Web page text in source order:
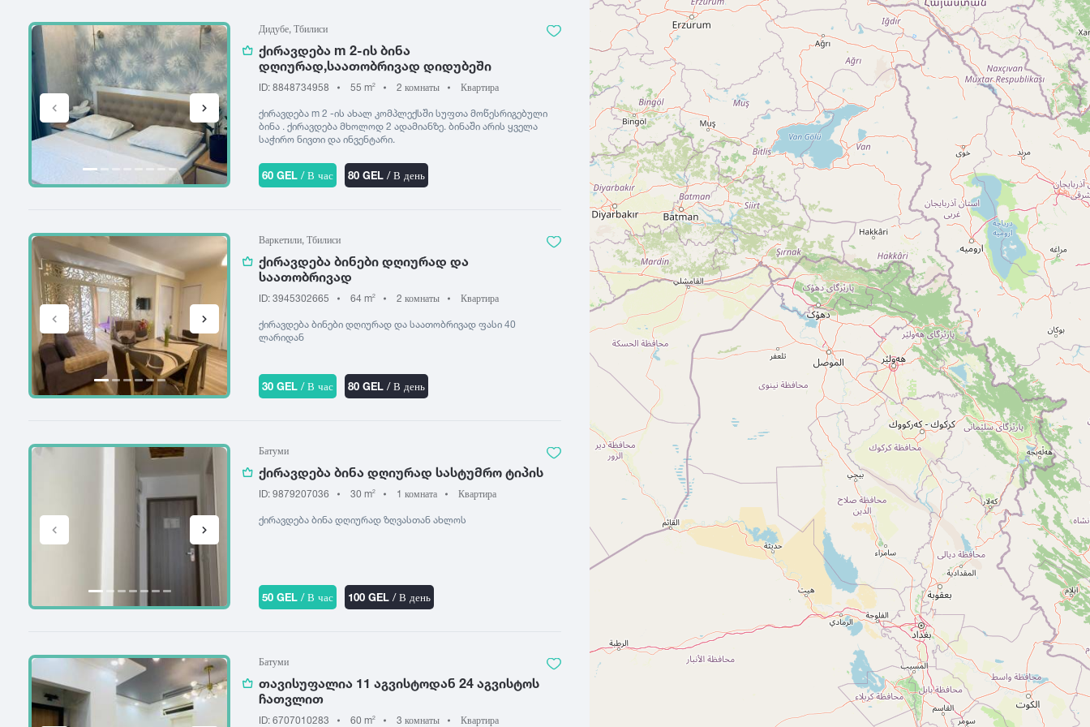
Дидубе, Тбилиси
ქირავდება m 2-ის ბინა
დღიურად,საათობრივად დიდუბეში
ID: 8848734958 55 m2 2 комнаты Квартира
ქირავდება m 2 -ის ახალ კომპლექსში სუფთა მოწესრიგებული
ბინა . ქირავდება მხოლოდ 2 ადამიანზე. ბინაში არის ყველა
საჭირო ნივთი და ინვენტარი.
60 GEL / В час 80 GEL / В день
Варкетили, Тбилиси
ქირავდება ბინები დღიურად და
საათობრივად
ID: 3945302665 64 m2 2 комнаты Квартира
ქირავდება ბინები დღიურად და საათობრივად ფასი 40
ლარიდან
30 GEL / В час 80 GEL / В день
Батуми
ქირავდება ბინა დღიურად სასტუმრო ტიპის
ID: 9879207036 30 m2 1 комната Квартира
ქირავდება ბინა დღიურად ზღვასთან ახლოს
50 GEL / В час 100 GEL / В день
Батуми
თავისუფალია 11 აგვისტოდან 24 აგვისტოს
ჩათვლით
ID: 6707010283 60 m2 3 комнаты Квартира